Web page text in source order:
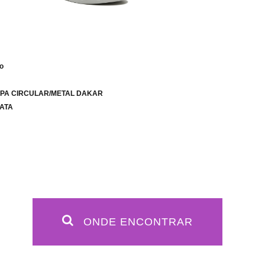
CIRCULAR/METAL DAKAR
ONDE ENCONTRAR